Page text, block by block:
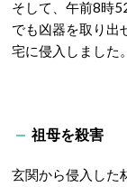
そして、午前8時
でも凶器を取り出
宅に侵入しました。
祖母を殺害
玄関から侵入した